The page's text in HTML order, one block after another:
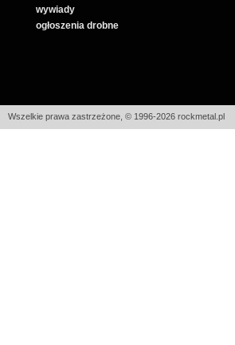
wywiady
ogłoszenia drobne
Wszelkie prawa zastrzeżone, © 1996-2026 rockmetal.pl